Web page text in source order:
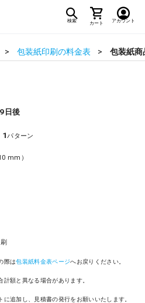
検索 カート アカウント
包装紙印刷の料金表 包装紙商
日後
1パターン
mm）
際は包装紙料金表ページへお戻りください。
額と異なる場合があります。
に追加し、見積書の発行をお願いいたします。